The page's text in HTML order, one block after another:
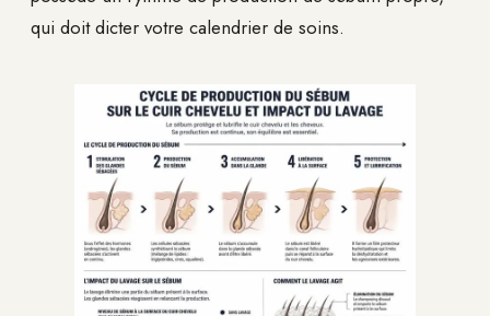
qui doit dicter votre calendrier de soins.